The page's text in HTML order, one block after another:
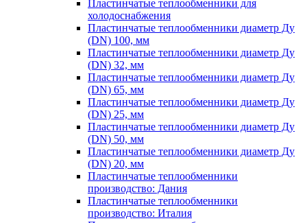
Пластинчатые теплообменники для
холодоснабжения
Пластинчатые теплообменники диаметр Ду
(DN) 100, мм
Пластинчатые теплообменники диаметр Ду
(DN) 32, мм
Пластинчатые теплообменники диаметр Ду
(DN) 65, мм
Пластинчатые теплообменники диаметр Ду
(DN) 25, мм
Пластинчатые теплообменники диаметр Ду
(DN) 50, мм
Пластинчатые теплообменники диаметр Ду
(DN) 20, мм
Пластинчатые теплообменники
производство: Дания
Пластинчатые теплообменники
производство: Италия